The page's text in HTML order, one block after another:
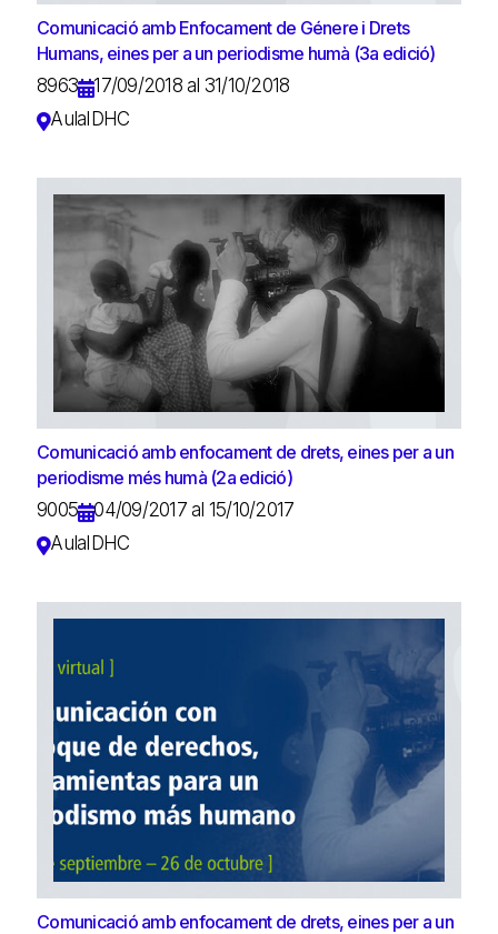
Comunicació amb Enfocament de Génere i Drets
Humans, eines per a un periodisme humà (3a edició)
8963
17/09/2018 al 31/10/2018
AulaIDHC
Comunicació amb enfocament de drets, eines per a un
periodisme més humà (2a edició)
9005
04/09/2017 al 15/10/2017
AulaIDHC
Comunicació amb enfocament de drets, eines per a un